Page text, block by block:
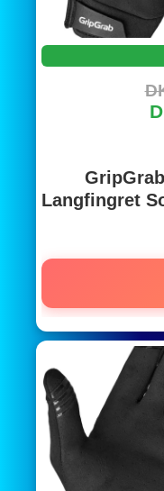
Langfingret